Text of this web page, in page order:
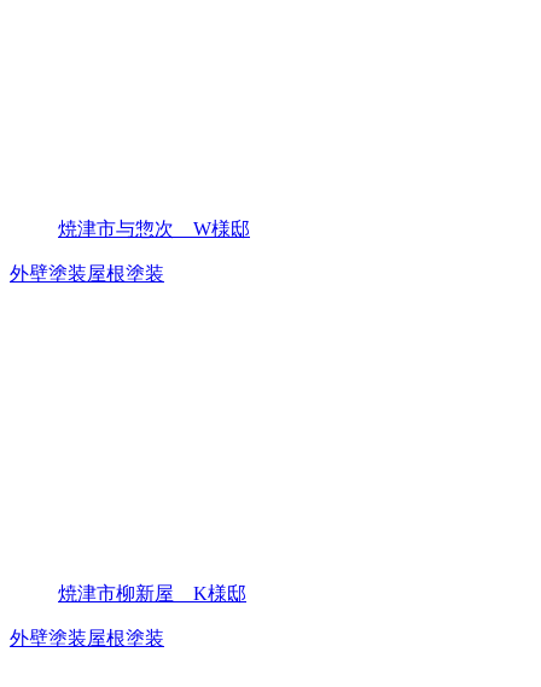
焼津市与惣次 W様邸
外壁塗装屋根塗装
焼津市柳新屋 K様邸
外壁塗装屋根塗装